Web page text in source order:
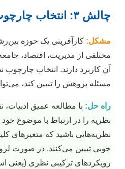
چالش ۳: انتخاب چارچوب نظری مناسب
مشکل: کارآفرینی یک حوزه
مختلفی از مدیریت، اقتصاد،
آن کاربرد دارند. انتخاب چارچوب
مسئله پژوهش را تبیین کند،
راه حل: با مطالعه عمیق
نظریه را در ارتباط با موضوع خود
نظریه‌هایی باشید که متغیرهای
خوبی تبیین می‌کنند. در صورت
رویکردهای ترکیبی نظری (یعنی